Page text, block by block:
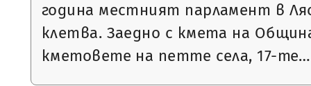
година местният парламент в
клетва. Заедно с кмета на
кметовете на петте села, 17-те…